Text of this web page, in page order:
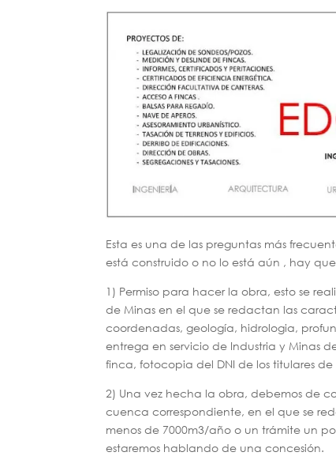
Esta es una de las preguntas más
está construido o no lo está aún , hay
1) Permiso para hacer la obra, esto se
de Minas en el que se redactan las
coordenadas, geología, hidrologia,
entrega en servicio de Industria y Minas
finca, fotocopia del DNI de los titulares
2) Una vez hecha la obra, debemos de
cuenca correspondiente, en el que se
menos de 7000m3/año o un trámite un
estaremos hablando de una concesión.